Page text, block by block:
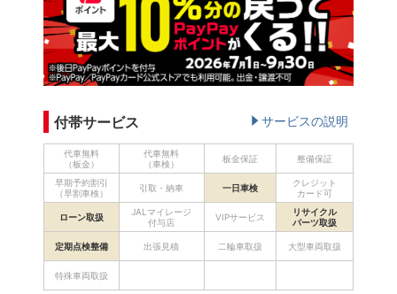
付帯サービス サービスの説明
代車無料
（板金）
代車無料
（車検）
板金保証 整備保証
早期予約割引
（早割車検）
引取・納車 一日車検
クレジット
カード可
ローン取扱
JALマイレージ
付与店
VIPサービス
リサイクル
パーツ取扱
定期点検整備 出張見積 二輪車取扱 大型車両取扱
特殊車両取扱